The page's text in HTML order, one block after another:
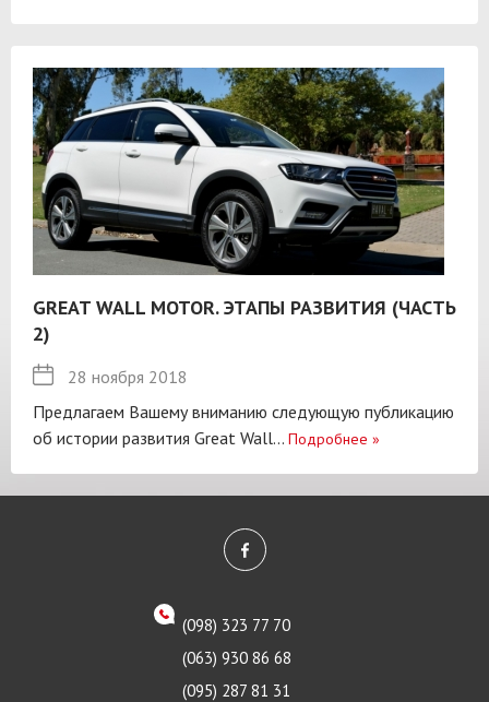
GREAT WALL MOTOR. ЭТАПЫ РАЗВИТИЯ (ЧАСТЬ
2)
28 ноября 2018
Предлагаем Вашему вниманию следующую публикацию
об истории развития Great Wall... Подробнее »
(098) 323 77 70
(063) 930 86 68
(095) 287 81 31